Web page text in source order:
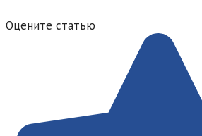
Оцените статью